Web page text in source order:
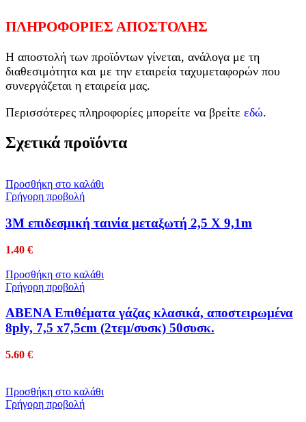
ΠΛΗΡΟΦΟΡΙΕΣ ΑΠΟΣΤΟΛΗΣ
Η αποστολή των προϊόντων γίνεται, ανάλογα με τη
διαθεσιμότητα και με την εταιρεία ταχυμεταφορών που
συνεργάζεται η εταιρεία μας.
Περισσότερες πληροφορίες μπορείτε να βρείτε εδώ.
Σχετικά προϊόντα
Προσθήκη στο καλάθι
Γρήγορη προβολή
3Μ επιδεσμική ταινία μεταξωτή 2,5 Χ 9,1m
1.40 €
Προσθήκη στο καλάθι
Γρήγορη προβολή
ABENA Επιθέματα γάζας κλασικά, αποστειρωμένα
8ply, 7,5 x7,5cm (2τεμ/συσκ) 50συσκ.
5.60 €
Προσθήκη στο καλάθι
Γρήγορη προβολή